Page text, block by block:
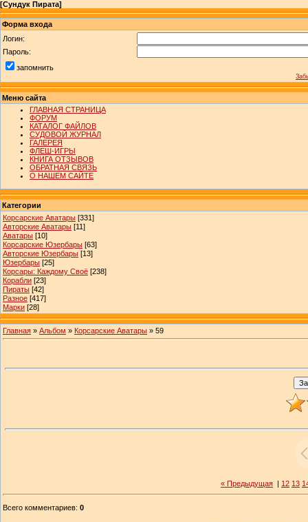
[Сундук Пирата]
Форма входа
Логин:
Пароль:
запомнить
Меню сайта
ГЛАВНАЯ СТРАНИЦА
ФОРУМ
КАТАЛОГ ФАЙЛОВ
СУДОВОЙ ЖУРНАЛ
ГАЛЕРЕЯ
ФЛЕШ-ИГРЫ
КНИГА ОТЗЫВОВ
ОБРАТНАЯ СВЯЗЬ
О НАШЕМ САЙТЕ
Категории
Корсарские Аватары [331]
Авторские Аватары [11]
Аватары [10]
Корсарские Юзербары [63]
Авторские Юзербары [13]
Юзербары [25]
Корсары: Каждому Своё [238]
Корабли [23]
Пираты [42]
Разное [417]
Марки [28]
Главная » Альбом » Корсарские Аватары » 59
« Предыдущая 12 13
Всего комментариев: 0